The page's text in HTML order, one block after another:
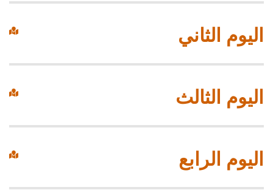
اليوم الثاني
اليوم الثالث
اليوم الرابع